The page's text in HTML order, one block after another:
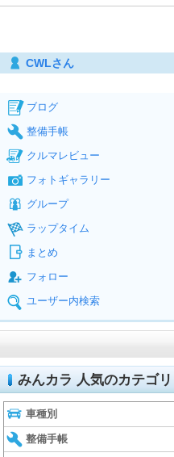
CWLさん
ブログ
整備手帳
クルマレビュー
フォトギャラリー
グループ
ラップタイム
まとめ
フォロー
ユーザー内検索
みんカラ 人気のカテゴリ
車種別
整備手帳